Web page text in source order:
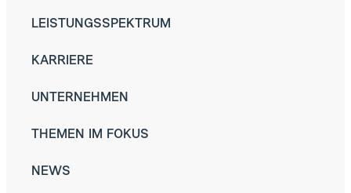
LEISTUNGSSPEKTRUM
KARRIERE
UNTERNEHMEN
THEMEN IM FOKUS
NEWS